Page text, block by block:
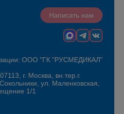
Написать нам
ООО "ГК "РУСМЕДИКАЛ"
г. Москва, вн.тер.г.
ул. Маленковская,
1/1